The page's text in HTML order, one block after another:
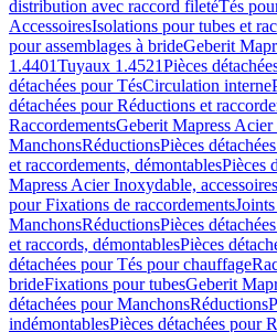
distribution avec raccord filetéTés
AccessoiresIsolations pour tubes et
pour assemblages à brideGeberit
1.4401Tuyaux 1.4521Pièces
détachées pour TésCirculation interne
détachées pour Réductions et
RaccordementsGeberit Mapress
ManchonsRéductionsPièces
et raccordements, démontablesPièces
Mapress Acier Inoxydable, accessoires
pour Fixations de raccordements
ManchonsRéductionsPièces
et raccords, démontablesPièces
détachées pour Tés pour chauffage
brideFixations pour tubesGeberit
détachées pour ManchonsRéductions
indémontablesPièces détachées pour